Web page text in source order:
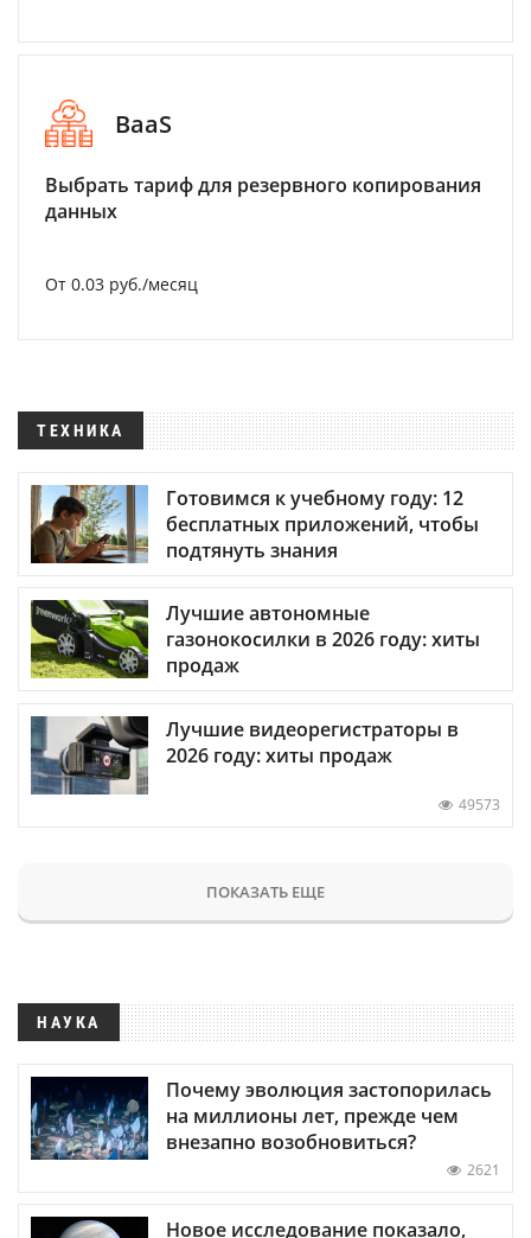
BaaS
Выбрать тариф для резервного копирования
данных
От 0.03 руб./месяц
ТЕХНИКА
Готовимся к учебному году: 12
бесплатных приложений, чтобы
подтянуть знания
Лучшие автономные
газонокосилки в 2026 году: хиты
продаж
Лучшие видеорегистраторы в
2026 году: хиты продаж
49573
ПОКАЗАТЬ ЕЩЕ
НАУКА
Почему эволюция застопорилась
на миллионы лет, прежде чем
внезапно возобновиться?
2621
Новое исследование показало,